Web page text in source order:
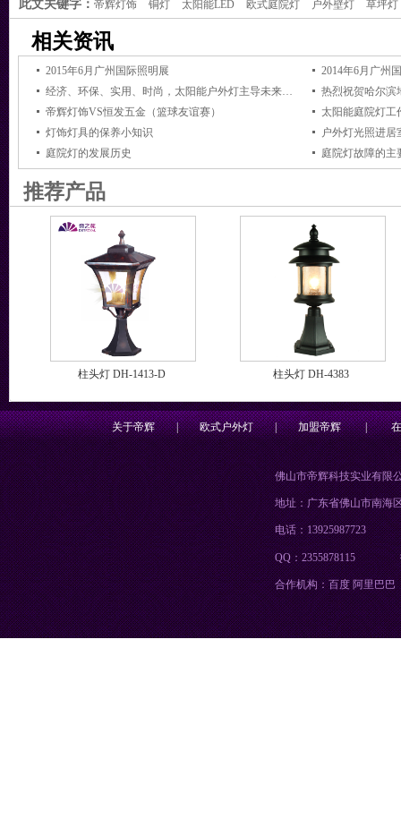
此文关键字： 帝辉灯饰 铜灯 太阳能LED 欧式庭院灯 户外壁灯 草坪灯
相关资讯
2015年6月广州国际照明展
2014年6月广州
经济、环保、实用、时尚，太阳能户外灯主导未来黑夜
热烈祝贺哈尔滨
帝辉灯饰VS恒发五金（篮球友谊赛）
太阳能庭院灯工
灯饰灯具的保养小知识
户外灯光照进居
庭院灯的发展历史
庭院灯故障的主
推荐产品
柱头灯 DH-1413-D 柱头灯 DH-4383
关于帝辉 | 欧式户外灯 | 加盟帝辉 |
佛山市帝辉科技实业有限
地址：广东省佛山市南海
电话：13925987723
QQ：2355878115
合作机构：百度 阿里巴巴